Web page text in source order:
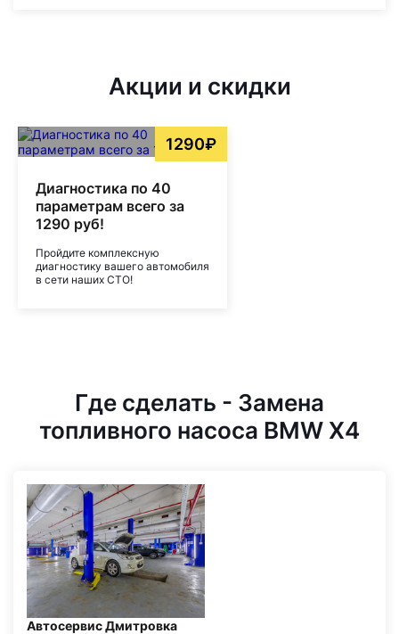
Акции и скидки
1290₽
Диагностика по 40
параметрам всего за
1290 руб!
Пройдите комплексную
диагностику вашего автомобиля
в сети наших СТО!
Где сделать - Замена
топливного насоса BMW X4
Автосервис Дмитровка